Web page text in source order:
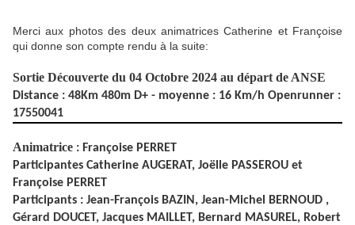
Merci aux photos des deux animatrices Catherine et Françoise
qui donne son compte rendu à la suite:
Sortie Découverte du 04 Octobre 2024 au départ de ANSE
Distance : 48Km 480m D+ - moyenne : 16 Km/h Openrunner :
17550041
Animatrice : Françoise PERRET
Participantes Catherine AUGERAT, Joëlle PASSEROU et
Françoise PERRET
Participants : Jean-François BAZIN, Jean-Michel BERNOUD ,
Gérard DOUCET, Jacques MAILLET, Bernard MASUREL, Robert